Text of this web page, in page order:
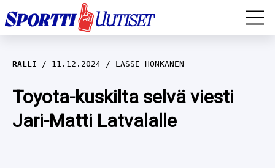
EM-YLEISURHEILU
JÄÄKIEKKO
YLEISURHEILU
RALLI 11.12.2024 LASSE HONKANEN
Toyota-kuskilta selvä viesti
Jari-Matti Latvalalle